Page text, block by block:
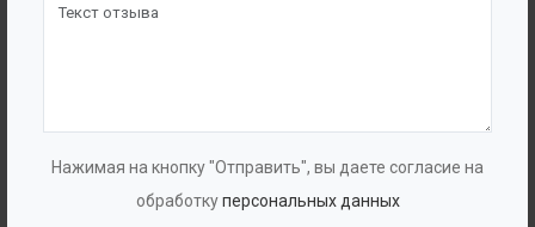
Нажимая на кнопку "Отправить", вы даете согласие на
обработкуперсональных данных
Стойкость к
механическим
+
работает на сжатие и
растяжение не влияющие